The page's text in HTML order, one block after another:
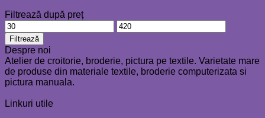
Filtrează după preț
Preț
minim
Preț
maxim
Filtrează
Despre noi
Atelier de croitorie, broderie, pictura pe textile. Varietate mare
de produse din materiale textile, broderie computerizata si
pictura manuala.
Linkuri utile